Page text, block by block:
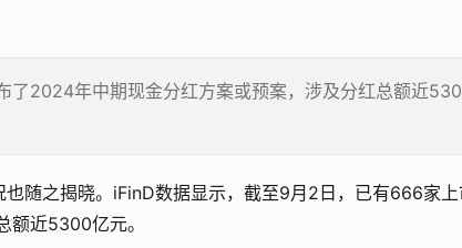
2024年中期现金分红方案或预案，涉及分红总额近
随之揭晓。iFinD数据显示，截至9月2日，已有666家
额近5300亿元。